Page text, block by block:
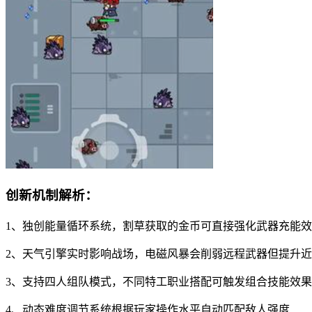
创新机制解析：
1、独创能量循环系统，割草获取的金币可直接强化武器充能
2、天气引擎实时影响战场，电磁风暴会削弱远程武器但提升
3、支持四人组队模式，不同特工职业搭配可触发组合技能效果
4、动态难度调节系统根据玩家操作水平自动匹配敌人强度